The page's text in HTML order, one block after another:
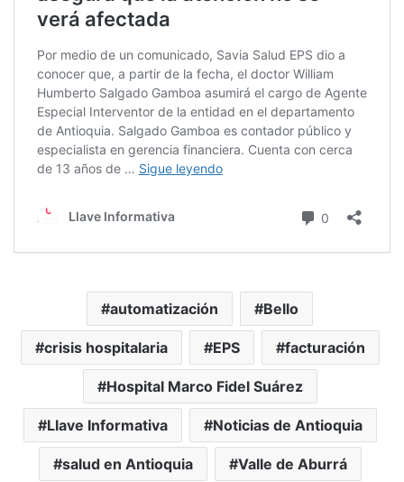
automatización Bello
crisis hospitalaria EPS facturación
Hospital Marco Fidel Suárez
Llave Informativa Noticias de Antioquia
salud en Antioquia Valle de Aburrá